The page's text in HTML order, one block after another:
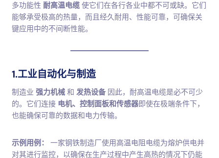
多功能性 耐高温电缆 使它们在各行各业中都不可或缺。它们
能够承受极高的热量，而且经久耐用、性能可靠，可确保关
键应用中的不间断性能。
1.工业自动化与制造
制造业 强力机械 和 发热设备因此，耐高温电缆是必不可少
的。它们连接 电机、控制面板和传感器即使在极端条件下，
也能确保可靠的数据和电力传输。
示例用例：
一家钢铁制造厂使用高温电阻电缆为熔炉供电并
对其进行监控，以确保在生产过程中产生高热的情况下仍能